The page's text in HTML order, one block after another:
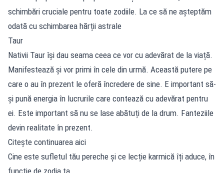
schimbări cruciale pentru toate zodiile. La ce să ne așteptăm
odată cu schimbarea hărții astrale
Taur
Nativii Taur își dau seama ceea ce vor cu adevărat de la viață.
Manifestează și vor primi în cele din urmă. Această putere pe
care o au în prezent le oferă încredere de sine. E important să-
și pună energia în lucrurile care contează cu adevărat pentru
ei. Este important să nu se lase abătuți de la drum. Fanteziile
devin realitate în prezent.
Citește continuarea aici
Cine este sufletul tău pereche și ce lecție karmică îți aduce, în
funcție de zodia ta